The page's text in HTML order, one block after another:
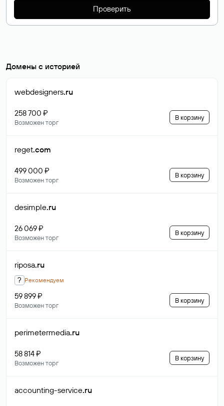
Проверить
Домены с историей
webdesigners.ru
258 700 ₽
Возможен торг
В корзину
reget.com
499 000 ₽
Возможен торг
В корзину
desimple.ru
26 069 ₽
Возможен торг
В корзину
riposa.ru
? Рекомендуем
59 899 ₽
Возможен торг
В корзину
perimetermedia.ru
58 814 ₽
Возможен торг
В корзину
accounting-service.ru